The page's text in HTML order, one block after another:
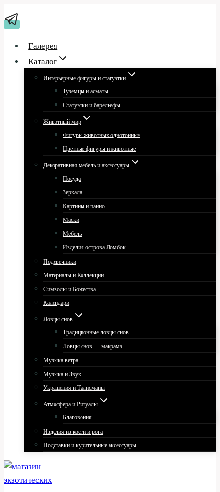
к
Галерея
Каталог
Интерьерные фигуры и статуэтки
Туземцы и асматы
Статуэтки и барельефы
Животный мир
Фигуры животных однотонные
Цветные фигуры и животные
Декоративная мебель и аксессуары
Посуда
Зеркала
Картины и панно
Маски
Мебель
Изделия острова Ломбок
Подсвечники
Материалы и Коллекции
Символы и Божества
Календари
Ловцы снов
Традиционные ловцы снов
Ловцы снов — макрамэ
Музыка ветра
Музыка и Звук
Украшения и Талисманы
Атмосфера и Ритуалы
Благовония
Изделия из кости и рога
Подставки и курительные аксессуары